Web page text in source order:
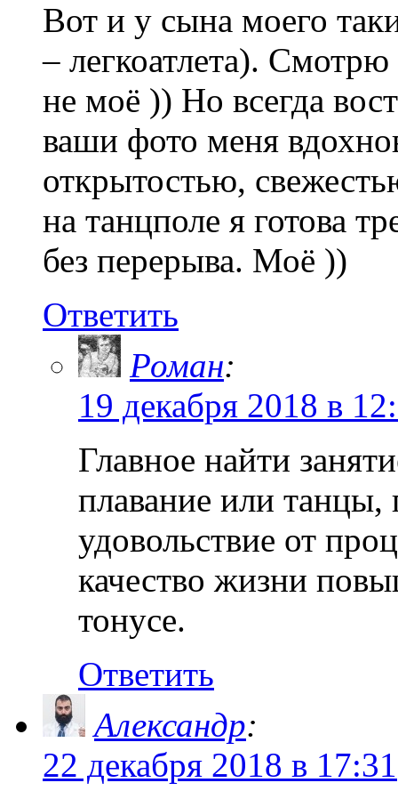
Вот и у сына моего
– легкоатлета).
не моё )) Но всегда
ваши фото меня
открытостью,
на танцполе я готова
без перерыва. Моё ))
Ответить
Роман:
19 декабря 2018 в
Главное найти
плавание или танцы,
удовольствие от
качество жизни
тонусе.
Ответить
Александр:
22 декабря 2018 в 17:31